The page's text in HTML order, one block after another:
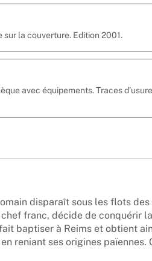
sur la couverture. Edition 2001.
avec équipements. Traces
disparaît sous les flots
franc, décide de conquérir
baptiser à Reims et obtient
reniant ses origines païennes.